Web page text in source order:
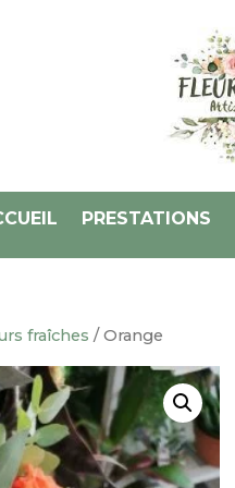
PRESTATIONS
fraîches / Orange